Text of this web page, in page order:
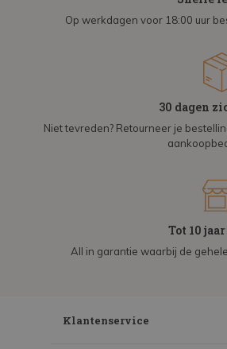
Op werkdagen voor 18:00 uur
30 dagen
Niet tevreden? Retourneer je
Tot 10
All in garantie waarbij de
Klantenservice